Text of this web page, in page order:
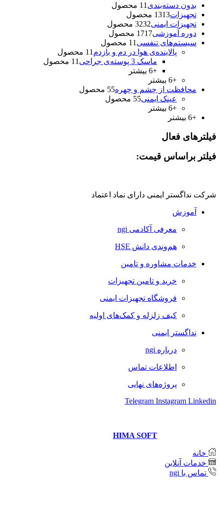
بدون دسته‌بندی 1 1 محصول
تجهیزات
1313 محصول
تجهیزات ایمنی
3232 محصول
دوره آموزشی
1717 محصول
سیستم‌های تنفسی
1 1 محصول
پالاینده‌ی هوا در دم و بازدم
1 1 محصول
ماسک 3 پوسته‌‌ی جراحی
1 1 محصول
+6 بیشتر
+6 بیشتر
محافظت از چشم و چهره 55 محصول
عینک ايمنی 55 محصول
+6 بیشتر
+6 بیشتر
فیلترهای فعال
فیلتر براساس قیمت:
شرکت نداگستر ایمنی دارای نماد اعتماد
آموزش
معرفی آکادمی ngi
هم‌وندی دانش HSE
خدمات مشاوره و تامین
خرید و تامین تجهیزات
فروشگاه تجهیزات ایمنی
کیف زلزله و کمک‌های اولیه
نداگستر ایمنی
درباره ngi
اطلاعات تماس
پروژه‌های نهایی
Telegram Instagram Linkedin
HIMA SOFT
خانه
خدمات آنلاین
تماس با ngi